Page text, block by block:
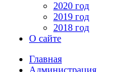
2020 год
2019 год
2018 год
О сайте
Главная